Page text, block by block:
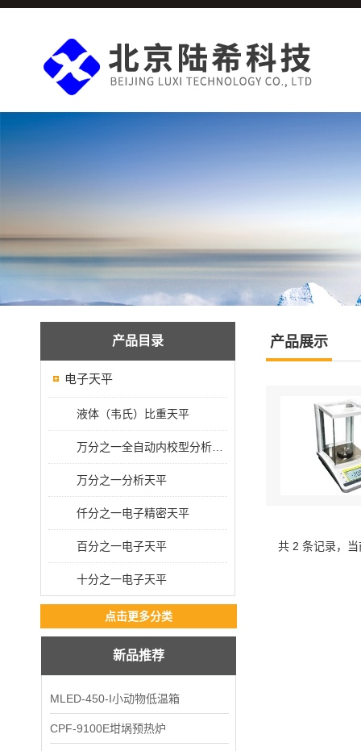
产品目录
电子天平
液体（韦氏）比重天平
万分之一分析天平
仟分之一电子精密天平
百分之一电子天平
十分之一电子天平
点击更多分类
新品推荐
MLED-450-I小动物低温箱
CPF-9100E坩埚预热炉
产品展示
共 2 条记录，